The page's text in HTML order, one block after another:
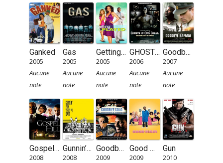
Ganked
2005
Aucune
note
Gas
2005
Aucune
note
Getting Played
2005
Aucune
note
GHOSTS OF CITE SOLEIL
2006
Aucune
note
Goodbye Bafana
2007
Aucune
note
Gospel Hill
2008
Gunnin’ for That #1 Spot
2008
Goodbye Solo
2009
Good Hair
2009
Gun
2010